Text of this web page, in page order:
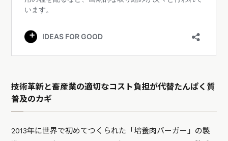
技術革新と畜産業の適切なコスト負担が代替たんぱく質
普及のカギ
2013年に世界で初めてつくられた「培養肉バーガー」の製